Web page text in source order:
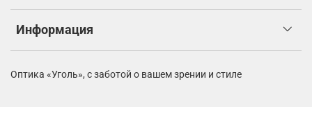
Информация
Оптика «Уголь», с заботой о вашем зрении и стиле